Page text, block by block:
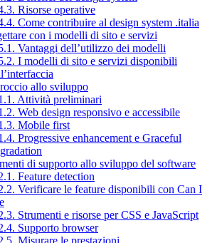
Risorse operative
Come contribuire al design system .italia
con i modelli di sito e servizi
Vantaggi dell’utilizzo dei modelli
I modelli di sito e servizi disponibili
allo sviluppo
Attività preliminari
Web design responsivo e accessibile
Mobile first
Progressive enhancement e Graceful
di supporto allo sviluppo del software
Feature detection
Verificare le feature disponibili con Can I
Strumenti e risorse per CSS e JavaScript
Supporto browser
Misurare le prestazioni